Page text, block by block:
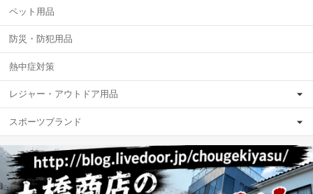
ペット用品
防災・防犯用品
熱中症対策
レジャー・アウトドア用品
スポーツブランド